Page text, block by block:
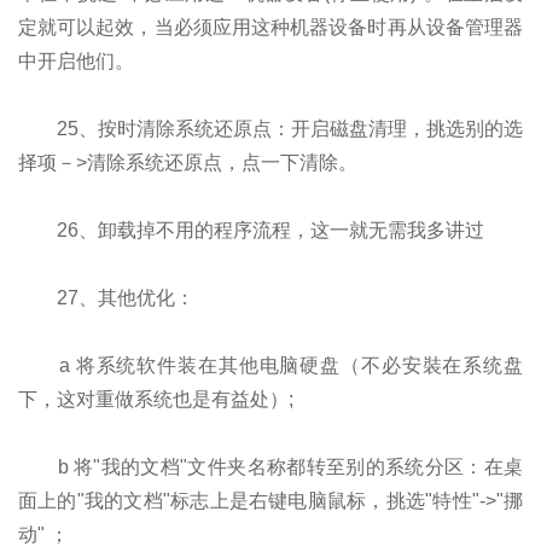
定就可以起效，当必须应用这种机器设备时再从设备管理器
中开启他们。
25、按时清除系统还原点：开启磁盘清理，挑选别的选
择项－>清除系统还原点，点一下清除。
26、卸载掉不用的程序流程，这一就无需我多讲过
27、其他优化：
a 将系统软件装在其他电脑硬盘（不必安裝在系统盘
下，这对重做系统也是有益处）;
b 将"我的文档"文件夹名称都转至别的系统分区：在桌
面上的"我的文档"标志上是右键电脑鼠标，挑选"特性"->"挪
动" ；